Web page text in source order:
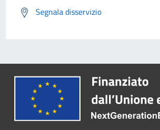
Segnala disservizio